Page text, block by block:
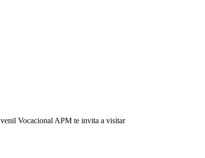
Vocacional APM te invita a visitar